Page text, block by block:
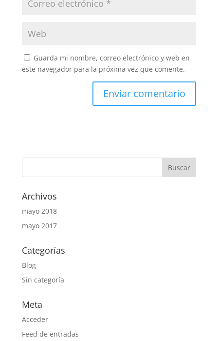
Guarda mi nombre, correo electrónico y web en
este navegador para la próxima vez que comente.
Archivos
mayo 2018
mayo 2017
Categorías
Blog
Sin categoría
Meta
Acceder
Feed de entradas